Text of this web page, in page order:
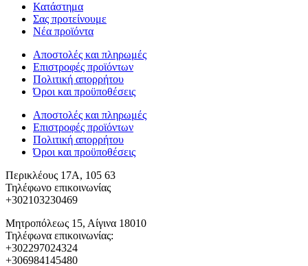
Κατάστημα
Σας προτείνουμε
Νέα προϊόντα
Αποστολές και πληρωμές
Επιστροφές προϊόντων
Πολιτική απορρήτου
Όροι και προϋποθέσεις
Αποστολές και πληρωμές
Επιστροφές προϊόντων
Πολιτική απορρήτου
Όροι και προϋποθέσεις
Περικλέους 17Α, 105 63
Τηλέφωνο επικοινωνίας
+302103230469
Μητροπόλεως 15, Αίγινα 18010
Τηλέφωνα επικοινωνίας:
+302297024324
+306984145480